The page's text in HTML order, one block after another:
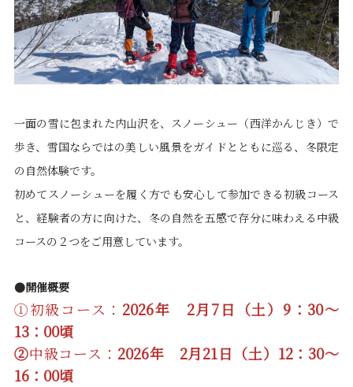
一面の雪に包まれた内山沢を、スノーシュー（西洋かんじき）で
歩き、雪国ならではの美しい風景をガイドとともに巡る、冬限定
の自然体験です。
初めてスノーシューを履く方でも安心して参加できる初級コース
と、経験者の方に向けた、冬の自然を五感で存分に味わえる中級
コースの２つをご用意しています。
●開催概要
①初級コース： 2026年 2月7日（土）9：30～
13：00頃
②中級コース： 2026年 2月21日（土）12：30～
16：00頃